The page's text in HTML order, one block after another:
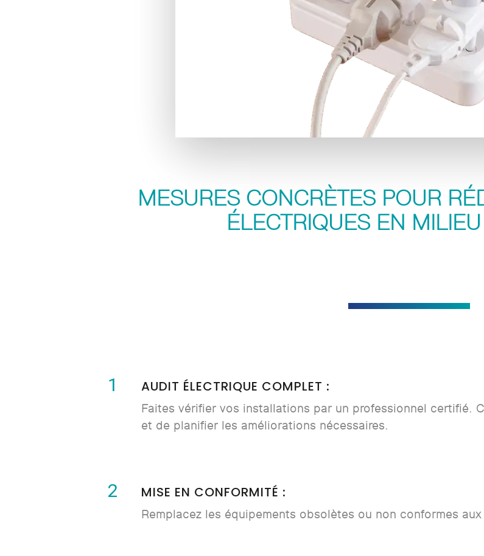
MESURES CONCRÈTES POUR
ÉLECTRIQUES EN
1 AUDIT ÉLECTRIQUE COMPLET :
Faites vérifier vos installations par un professionnel certifié.
et de planifier les améliorations nécessaires.
2 MISE EN CONFORMITÉ :
Remplacez les équipements obsolètes ou non conformes aux